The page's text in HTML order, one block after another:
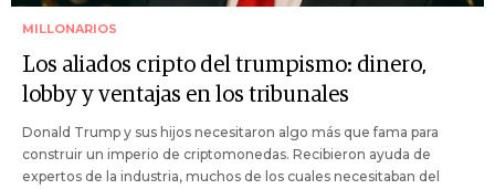
MILLONARIOS
Los aliados cripto del trumpismo: dinero,
lobby y ventajas en los tribunales
Donald Trump y sus hijos necesitaron algo más que fama para
construir un imperio de criptomonedas. Recibieron ayuda de
expertos de la industria, muchos de los cuales necesitaban del